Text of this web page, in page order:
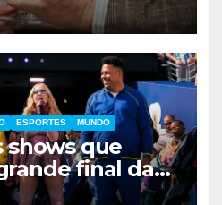
ESPORTES MUNDO
shows que
final da
de 2026